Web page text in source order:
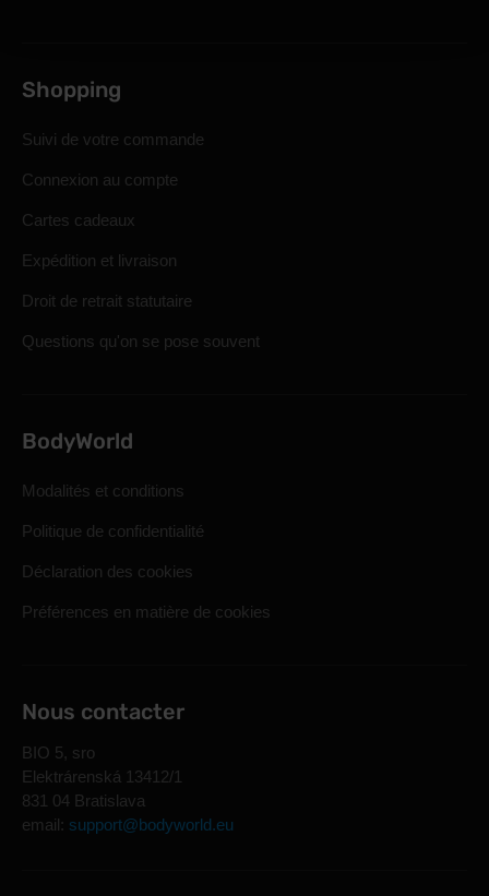
Shopping
Suivi de votre commande
Connexion au compte
Cartes cadeaux
Expédition et livraison
Droit de retrait statutaire
Questions qu'on se pose souvent
BodyWorld
Modalités et conditions
Politique de confidentialité
Déclaration des cookies
Préférences en matière de cookies
Nous contacter
BIO 5, sro
Elektrárenská 13412/1
831 04 Bratislava
email: support@bodyworld.eu